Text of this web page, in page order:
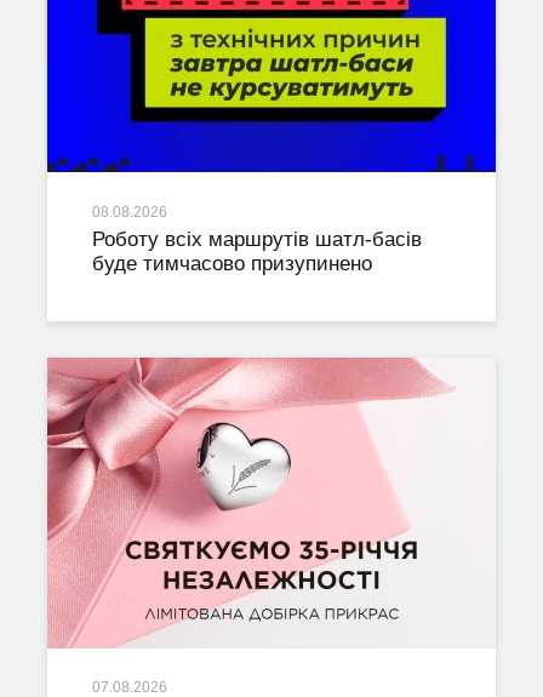
08.08.2026
Роботу всіх маршрутів шатл-басів
буде тимчасово призупинено
07.08.2026